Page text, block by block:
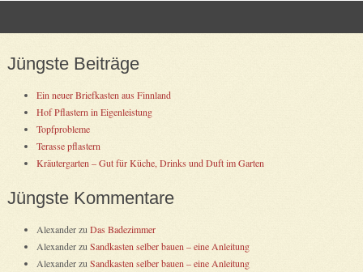
Post navigation
Jüngste Beiträge
Ein neuer Briefkasten aus Finnland
Hof Pflastern in Eigenleistung
Topfprobleme
Terasse pflastern
Kräutergarten – Gut für Küche, Drinks und Duft im Garten
Jüngste Kommentare
Alexanderzu Das Badezimmer
Alexanderzu Sandkasten selber bauen – eine Anleitung
Alexanderzu Sandkasten selber bauen – eine Anleitung